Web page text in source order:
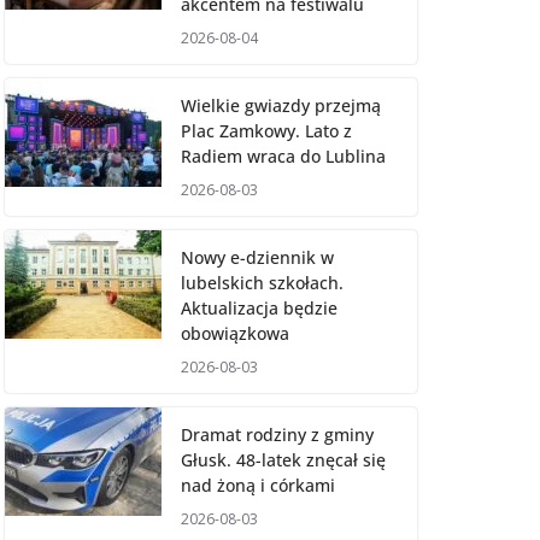
2026-08-04
Wielkie gwiazdy przejmą
Plac Zamkowy. Lato z
Radiem wraca do Lublina
2026-08-03
Nowy e-dziennik w
lubelskich szkołach.
Aktualizacja będzie
obowiązkowa
2026-08-03
Dramat rodziny z gminy
Głusk. 48-latek znęcał się
nad żoną i córkami
2026-08-03